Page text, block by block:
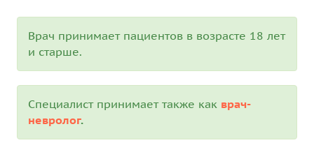
Врач принимает пациентов в возрасте 18 лет
и старше.
Специалист принимает также как врач-
невролог.